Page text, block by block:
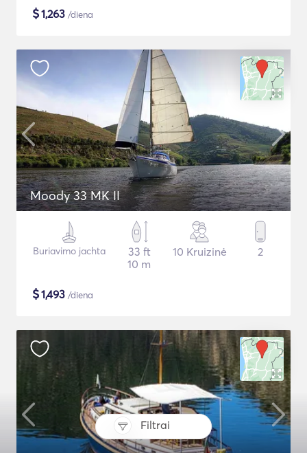
Filtrai
$1,263 /diena
Moody 33 MK II
Buriavimo jachta
33 ft
10 m
10 Kruizinė 2
$1,493 /diena